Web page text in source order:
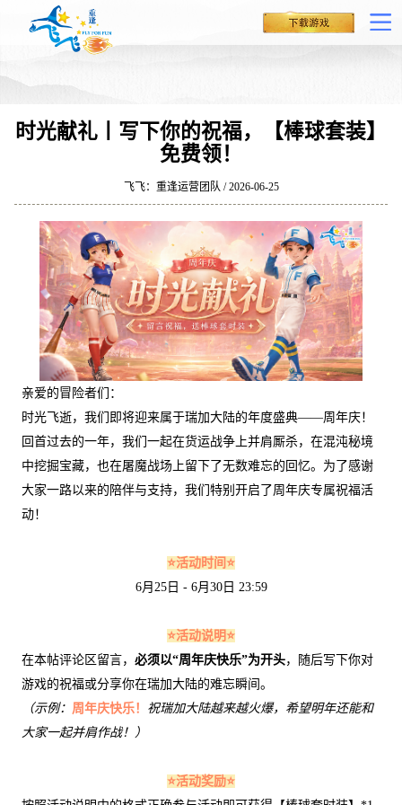
时光献礼丨写下你的祝福，【棒球套装】
免费领！
飞飞：重逢运营团队 / 2026-06-25
亲爱的冒险者们：
时光飞逝，我们即将迎来属于瑞加大陆的年度盛典——周年庆！
回首过去的一年，我们一起在货运战争上并肩厮杀，在混沌秘境
中挖掘宝藏，也在屠魔战场上留下了无数难忘的回忆。为了感谢
大家一路以来的陪伴与支持，我们特别开启了周年庆专属祝福活
动！
⭐活动时间⭐
6月25日 - 6月30日 23:59
⭐活动说明⭐
在本帖评论区留言， 必须以“周年庆快乐”为开头，随后写下你对
游戏的祝福或分享你在瑞加大陆的难忘瞬间。
（示例： 周年庆快乐！ 祝瑞加大陆越来越火爆，希望明年还能和
大家一起并肩作战！）
⭐活动奖励⭐